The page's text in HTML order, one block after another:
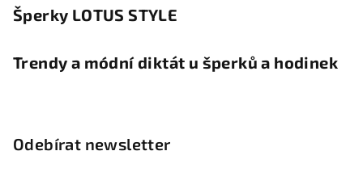
Šperky LOTUS STYLE
Trendy a módní diktát u šperků a hodinek
Odebírat newsletter